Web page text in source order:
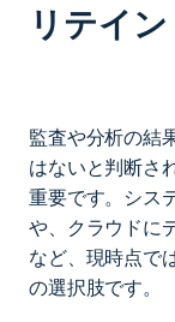
リテイン
監査や分析の結
はないと判断さ
重要です。シス
や、クラウドに
など、現時点で
の選択肢です。